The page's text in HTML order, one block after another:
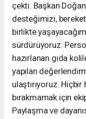
çekti. Başkan
desteğimizi,
birlikte
sürdürüyoruz.
hazırlanan gıda
yapılan
ulaştırıyoruz.
bırakmamak için
Paylaşma ve